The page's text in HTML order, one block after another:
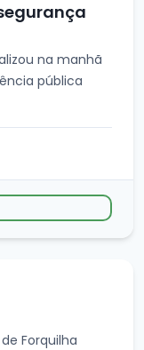
na manhã
pública
Forquilha